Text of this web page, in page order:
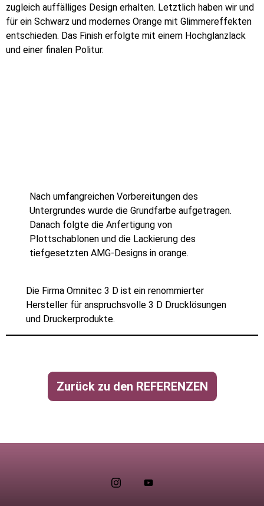
zugleich auffälliges Design erhalten. Letztlich haben wir und
für ein Schwarz und modernes Orange mit Glimmereffekten
entschieden. Das Finish erfolgte mit einem Hochglanzlack
und einer finalen Politur.
Nach umfangreichen Vorbereitungen des
Untergrundes wurde die Grundfarbe aufgetragen.
Danach folgte die Anfertigung von
Plottschablonen und die Lackierung des
tiefgesetzten AMG-Designs in orange.
Die Firma Omnitec 3 D ist ein renommierter
Hersteller für anspruchsvolle 3 D Drucklösungen
und Druckerprodukte.
Zurück zu den REFERENZEN